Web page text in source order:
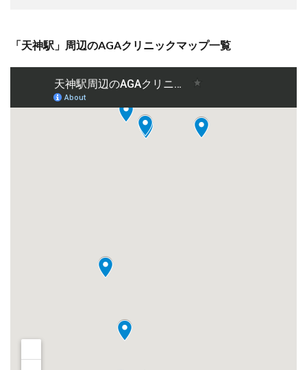
のく
です
AGA
を受
「天神駅」周辺のAGAクリニックマップ一覧